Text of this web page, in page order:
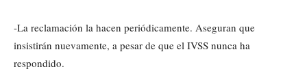
-La reclamación la hacen periódicamente. Aseguran que
insistirán nuevamente, a pesar de que el IVSS nunca ha
respondido.